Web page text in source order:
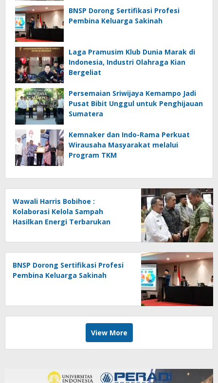
BNSP Dorong Sertifikasi Profesi
Pembina Keluarga Sakinah
Laga Pramusim Klub Dunia Marak di
Indonesia, Industri Olahraga Kian
Bergeliat
Persemaian Sriwijaya Kemampo Jadi
Pusat Bibit Unggul untuk Penghijauan
Sumatera
Kemnaker dan Indo-Rama Perkuat
Wirausaha Masyarakat melalui
Program TKM
Wawali Harris Bobihoe :
Kolaborasi Kelola Sampah
Hasilkan Energi Terbarukan
BNSP Dorong Sertifikasi Profesi
Pembina Keluarga Sakinah
View More